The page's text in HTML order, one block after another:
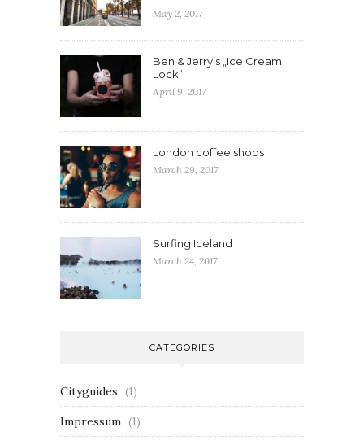
May 2, 2017
Ben & Jerry’s „Ice Cream
Lock“
April 9, 2017
London coffee shops
March 29, 2017
Surfing Iceland
March 24, 2017
CATEGORIES
Cityguides (1)
Impressum (1)